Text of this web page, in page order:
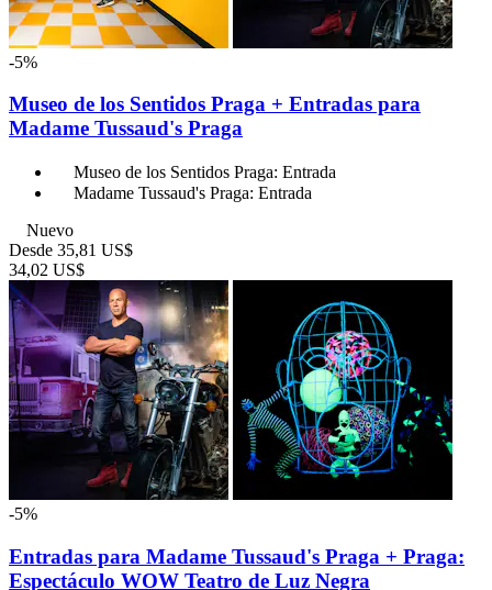
-5%
Museo de los Sentidos Praga + Entradas para
Madame Tussaud's Praga
Museo de los Sentidos Praga: Entrada
Madame Tussaud's Praga: Entrada
Nuevo
Desde 35,81 US$
34,02 US$
-5%
Entradas para Madame Tussaud's Praga + Praga:
Espectáculo WOW Teatro de Luz Negra